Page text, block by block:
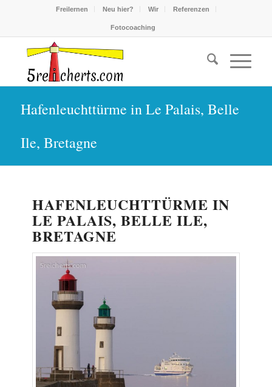
Freilernen Neu hier? Wir Referenzen
Fotocoaching
Hafenleuchttürme in Le Palais, Belle
Ile, Bretagne
HAFENLEUCHTTÜRME IN
LE PALAIS, BELLE ILE,
BRETAGNE